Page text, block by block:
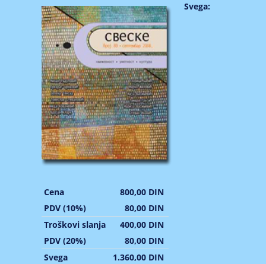
Svega:
Cena
800,00 DIN
PDV (10%)
80,00 DIN
Troškovi slanja
400,00 DIN
PDV (20%)
80,00 DIN
Svega
1.360,00 DIN